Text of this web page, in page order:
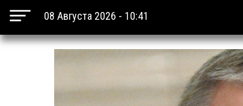
08 Августа 2026 - 10:41